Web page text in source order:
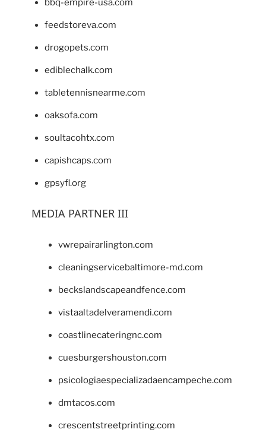
bbq-empire-usa.com
feedstoreva.com
drogopets.com
ediblechalk.com
tabletennisnearme.com
oaksofa.com
soultacohtx.com
capishcaps.com
gpsyfl.org
MEDIA PARTNER III
vwrepairarlington.com
cleaningservicebaltimore-md.com
beckslandscapeandfence.com
vistaaltadelveramendi.com
coastlinecateringnc.com
cuesburgershouston.com
psicologiaespecializadaencampeche.com
dmtacos.com
crescentstreetprinting.com